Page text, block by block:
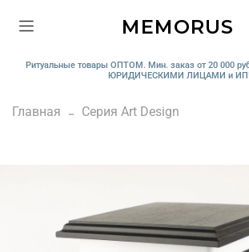
MEMORUS
Ритуальные товары ОПТОМ. Мин. заказ от 20 000
ЮРИДИЧЕСКИМИ ЛИЦАМИ и ИП!
Главная Серия Art Design